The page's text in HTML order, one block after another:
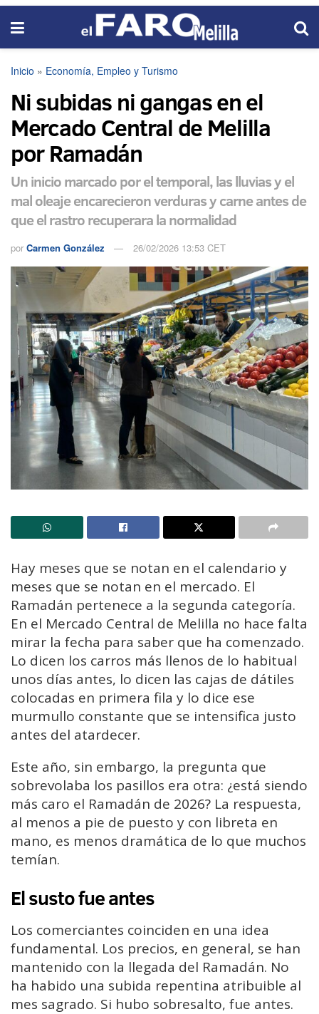
Inicio » Economía, Empleo y Turismo
Ni subidas ni gangas en el
Mercado Central de Melilla
por Ramadán
Un inicio marcado por el temporal, las lluvias y el
mal oleaje encarecieron verduras y carne antes de
que el rastro recuperara la normalidad
por Carmen González 26/02/2026 13:53 CET
Hay meses que se notan en el calendario y
meses que se notan en el mercado. El
Ramadán pertenece a la segunda categoría.
En el Mercado Central de Melilla no hace falta
mirar la fecha para saber que ha comenzado.
Lo dicen los carros más llenos de lo habitual
unos días antes, lo dicen las cajas de dátiles
colocadas en primera fila y lo dice ese
murmullo constante que se intensifica justo
antes del atardecer.
Este año, sin embargo, la pregunta que
sobrevolaba los pasillos era otra: ¿está siendo
más caro el Ramadán de 2026? La respuesta,
al menos a pie de puesto y con libreta en
mano, es menos dramática de lo que muchos
temían.
El susto fue antes
Los comerciantes coinciden en una idea
fundamental. Los precios, en general, se han
mantenido con la llegada del Ramadán. No
ha habido una subida repentina atribuible al
mes sagrado. Si hubo sobresalto, fue antes.